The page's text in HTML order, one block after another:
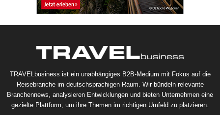
TRAVELbusiness ist ein unabhängiges B2B-Medium mit Fokus auf die
Reisebranche im deutschsprachigen Raum. Wir bündeln relevante
Branchennews, analysieren Entwicklungen und bieten Unternehmen eine
gezielte Plattform, um ihre Themen im richtigen Umfeld zu platzieren.